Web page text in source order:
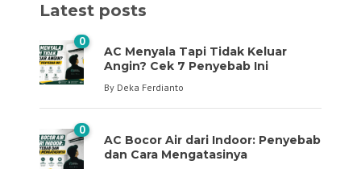
Latest posts
0
AC Menyala Tapi Tidak Keluar
Angin? Cek 7 Penyebab Ini
By Deka Ferdianto
0
AC Bocor Air dari Indoor: Penyebab
dan Cara Mengatasinya